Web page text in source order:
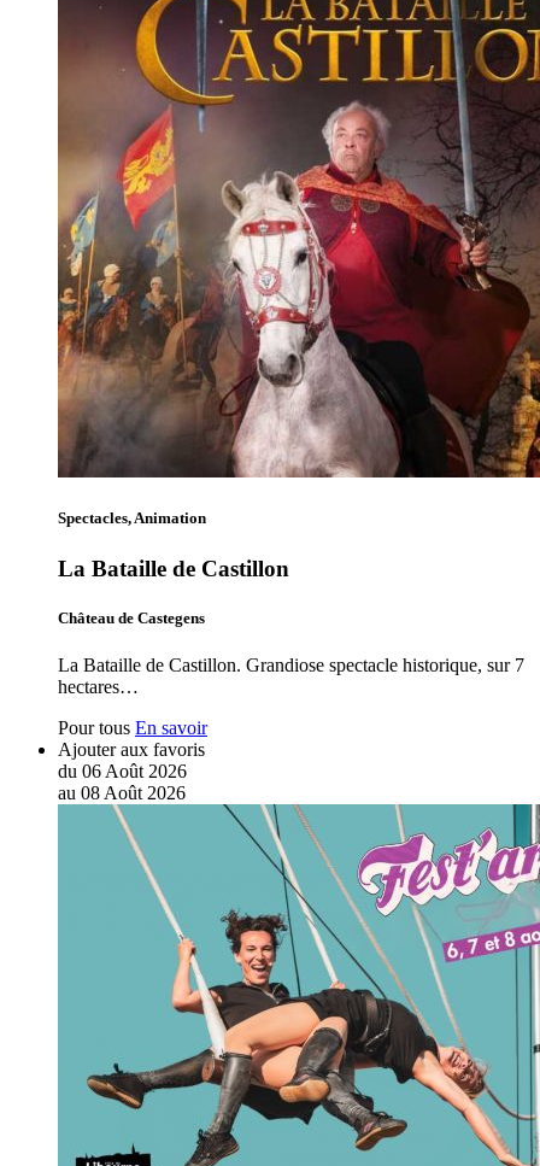
Spectacles, Animation
La Bataille de Castillon
Château de Castegens
La Bataille de Castillon. Grandiose spectacle historique, sur 7
hectares…
Pour tous En savoir
Ajouter aux favoris
du 06 Août 2026
au 08 Août 2026